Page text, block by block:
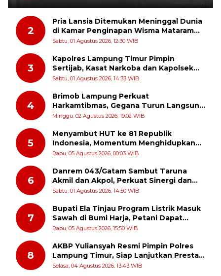
2
Pria Lansia Ditemukan Meninggal Dunia
di Kamar Penginapan Wisma Mataram
Baru
Sabtu, 01 Agustus 2026, 12:30 WIB
3
Kapolres Lampung Timur Pimpin
Sertijab, Kasat Narkoba dan Kapolsek
Sekampung Udik Berganti
Sabtu, 01 Agustus 2026, 14:33 WIB
4
Brimob Lampung Perkuat
Harkamtibmas, Gegana Turun Langsung
Patroli Dialogis ke Pasar dan Rumah
Minggu, 02 Agustus 2026, 19:02 WIB
5
Menyambut HUT ke 81 Republik
Indonesia, Momentum Menghidupkan
Kembali Semangat Juang Para Pahlawan
Rabu, 05 Agustus 2026, 00:03 WIB
6
Danrem 043/Gatam Sambut Taruna
Akmil dan Akpol, Perkuat Sinergi dan
Pengabdian untuk Masyarakat
Sabtu, 01 Agustus 2026, 14:50 WIB
7
Bupati Ela Tinjau Program Listrik Masuk
Sawah di Bumi Harja, Petani Dapat
Subsidi Pemasangan KWH
Rabu, 05 Agustus 2026, 15:50 WIB
8
AKBP Yuliansyah Resmi Pimpin Polres
Lampung Timur, Siap Lanjutkan Prestasi
Gemilang AKBP Heti Patmawati
Selasa, 04 Agustus 2026, 13:43 WIB